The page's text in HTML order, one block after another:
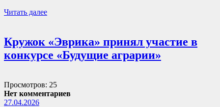
Читать далее
Кружок «Эврика» принял участие в
конкурсе «Будущие аграрии»
Просмотров: 25
Нет комментариев
27.04.2026